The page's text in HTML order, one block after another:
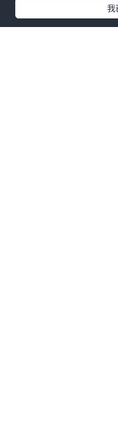
❤
近排真係忙到頭
我